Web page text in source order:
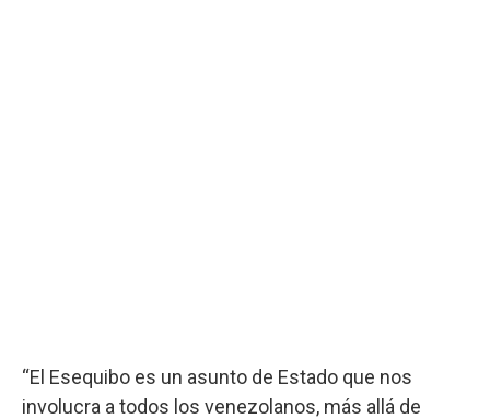
“El Esequibo es un asunto de Estado que nos
involucra a todos los venezolanos, más allá de